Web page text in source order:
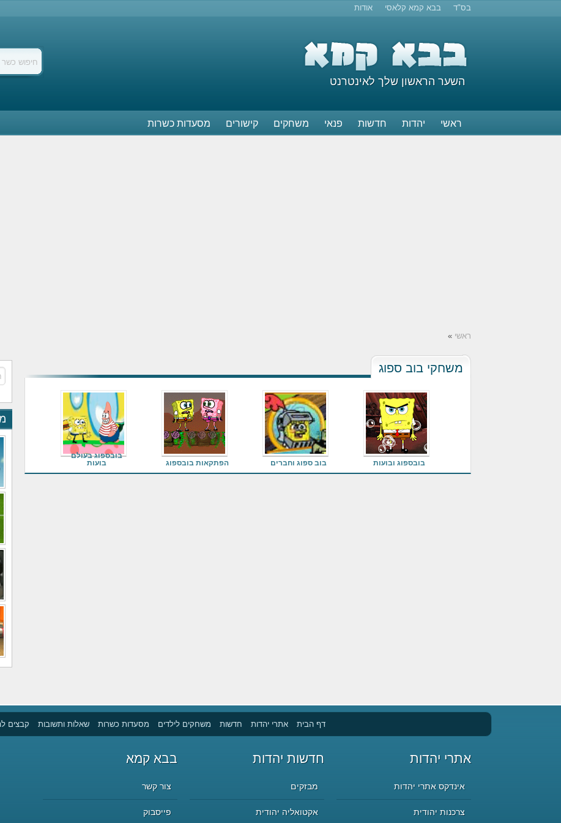
בס"ד בבא קמא קלאסי אודות
השער הראשון שלך לאינטרנט
ראשי יהדות חדשות פנאי משחקים קישורים מסעדות כשרות
ראשי »
משחקי בוב ספוג
בובספוג ובועות בוב ספוג וחברים הפתקאות בובספוג
בובספוג בעולם
בועות
דף הבית אתרי יהדות חדשות משחקים לילדים מסעדות כשרות שאלות ותשובות קבצים
אתרי יהדות
אינדקס אתרי יהדות
צרכנות יהודית
חדשות יהדות
מבזקים
אקטואליה יהודית
בבא קמא
צור קשר
פייסבוק